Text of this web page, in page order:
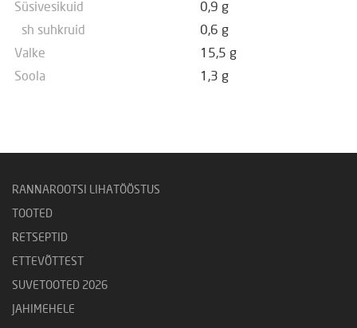
Süsivesikuid
0,9 g
sh suhkruid
0,6 g
Valke
15,5 g
Soola
1,3 g
RANNAROOTSI LIHATÖÖSTUS
TOOTED
RETSEPTID
ETTEVÕTTEST
SUVETOOTED 2026
JAHIMEHELE